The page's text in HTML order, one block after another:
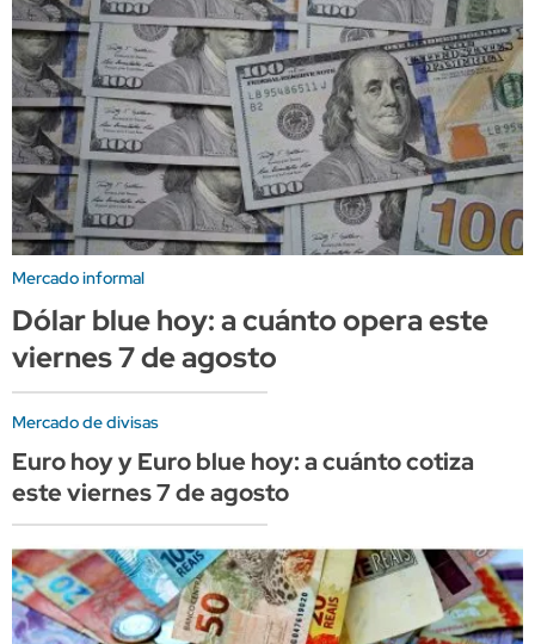
Mercado informal
Dólar blue hoy: a cuánto opera este
viernes 7 de agosto
Mercado de divisas
Euro hoy y Euro blue hoy: a cuánto cotiza
este viernes 7 de agosto